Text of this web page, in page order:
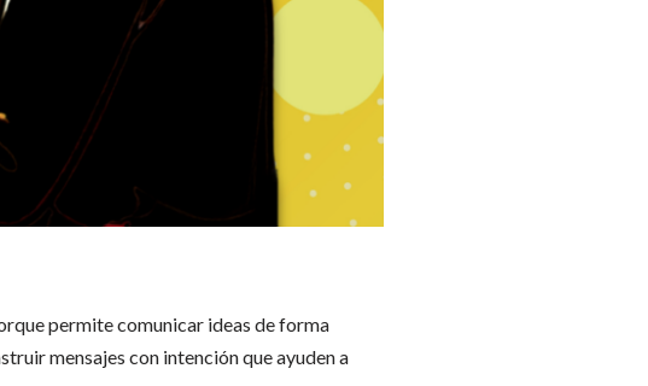
permite comunicar ideas de forma
mensajes con intención que ayuden a